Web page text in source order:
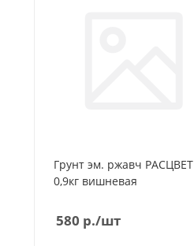
Грунт эм. ржавч РАСЦВЕТ
0,9кг вишневая
580 р./шт